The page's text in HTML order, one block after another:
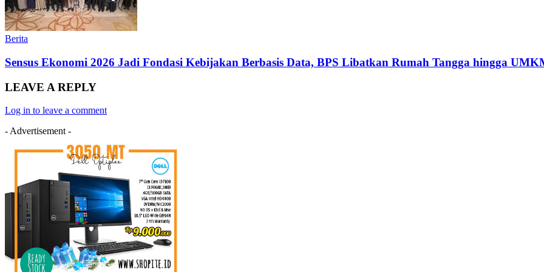
Berita
Sensus Ekonomi 2026 Jadi Fondasi Kebijakan Berbasis Data, BPS Libatkan Rumah Tangga hingga
LEAVE A REPLY
Log in to leave a comment
- Advertisement -